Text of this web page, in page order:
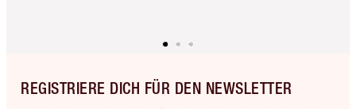
REGISTRIERE DICH FÜR DEN NEWSLETTER